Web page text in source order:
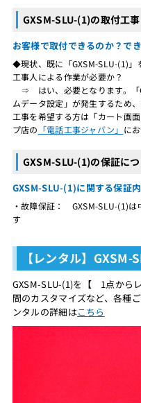
GXSM-SLU-(1)の取付工事
お客様で取付できるのか？で
◆現状、既に「GXSM-SLU-(1)」
工事人による作業が必要か？
⇒ はい、必要となります。「
ムデータ設定」が発生するため
工事を希望する方は「カート画
プ店の 「電話工事ジャパン」 に
GXSM-SLU-(1)の保証に
GXSM-SLU-(1)に関する保証
・故障保証： GXSM-SLU-(1)
す
【レンタル】
GXSM-SLU-(1)を【 1点か
間のカスタマイズなど、各種
ンタルの詳細はこちら